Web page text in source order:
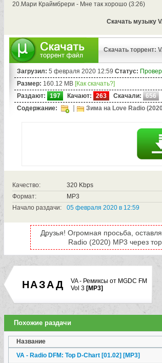
20.Мари Краймбрери - Мне так хорошо (3:26)
Скачать музыку
Скачать торрент:
Загрузил: 5 февраля 2020 12:59 Статус:
Размер: 160.12 MB [Как скачать?]
Раздают:
197 Качают: 263 Скачали:
656
Содержание:
Зима на Love Radio
Качество:
320 Kbps
Формат:
MP3
Начало раздачи:
05 февраля 2020 в 12:59
Друзья! Огромная просьба,
Radio (2020) MP3 через
НАЗАД
VA - Ремиксы от MGDC FM
Vol 3 [MP3]
Похожие раздачи
Название
VA - Radio DFM: Top D-Chart [01.02] [MP3]